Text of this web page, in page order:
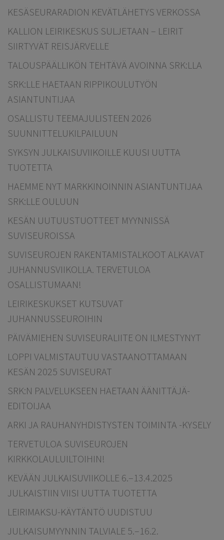
KESÄSEURARADION KEVÄTLÄHETYS VERKOSSA
KALLION LEIRIKESKUS SULJETAAN – LEIRIT
SIIRTYVÄT REISJÄRVELLE
TALOUSPÄÄLLIKÖN TEHTÄVÄ AVOINNA SRK:LLA
SRK:LLE HAETAAN RIPPIKOULUTYÖN
ASIANTUNTIJAA
OSALLISTU TEEMAJULISTEEN 2026
SUUNNITTELUKILPAILUUN
SYKSYN JULKAISUVIIKOILLE KUUSI UUTTA
TUOTETTA
HAEMME NYT MARKKINOINNIN ASIANTUNTIJAA
SRK:LLE OULUUN
KESÄN UUTUUSTUOTTEET MYYNNISSÄ
SUVISEUROISSA
SUVISEUROJEN RAKENTAMISTALKOOT ALKAVAT
JUHANNUSVIIKOLLA. TERVETULOA
OSALLISTUMAAN!
LEIRIKESKUKSET KUTSUVAT
JUHANNUSSEUROIHIN
PÄIVÄMIEHEN SUVISEURALIITE ON ILMESTYNYT
LOPPI VALMISTAUTUU VASTAANOTTAMAAN
KESÄN 2025 SUVISEURAT
SRK:N PALVELUKSEEN HAETAAN ÄÄNITTÄJÄ-
EDITOIJAA
ARKI JA RAUHANYHDISTYSTEN TOIMINTA -KYSELY
TERVETULOA SUVISEUROJEN
KIRKKOLAULUILTOIHIN!
KEVÄÄN JULKAISUVIIKOLLE 6.–13.4.2025
JULKAISTIIN VIISI UUTTA TUOTETTA
LEIRIMAKSU-KÄYTÄNTÖ UUDISTUU
JULKAISUMYYNNIN TALVIALE 5.–16.2.